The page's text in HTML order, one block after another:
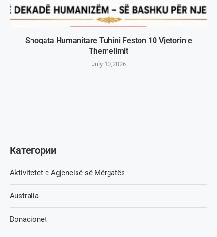
Shoqata Humanitare Tuhini Feston 10 Vjetorin e
Themelimit
July 10,2026
Категории
Aktivitetet e Agjencisë së Мërgatës
Australia
Donacionet